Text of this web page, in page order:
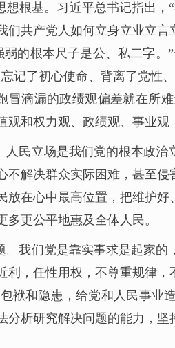
根基。习近平总书记指出
共产党人如何立身立业立
的根本尺子是公、私二字
记了初心使命、背离了党
滴漏的政绩观偏差就在所
和权力观、政绩观、事业观
民立场是我们党的根本政
解决群众实际困难，甚至
在心中最高位置，把维护
更公平地惠及全体人民。
我们党是靠实事求是起家
，任性用权，不尊重规律
袱和隐患，给党和人民事
析研究解决问题的能力，